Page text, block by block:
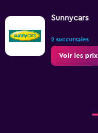
Sunnycars
2 succursales
Voir les prix